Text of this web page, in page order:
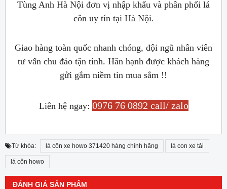
Tùng Anh Hà Nội đơn vị nhập khẩu và phân phối lá
côn uy tín tại Hà Nội.
Giao hàng toàn quốc nhanh chóng, đội ngũ nhân viên
tư vấn chu đáo tận tình. Hân hạnh được khách hàng
gửi gắm niềm tin mua sắm !!
Liên hệ ngay: 0976 76 0892 call/ zalo
Từ khóa: lá côn xe howo 371420 hàng chính hãng lá con xe tải
lá côn howo
ĐÁNH GIÁ SẢN PHẨM